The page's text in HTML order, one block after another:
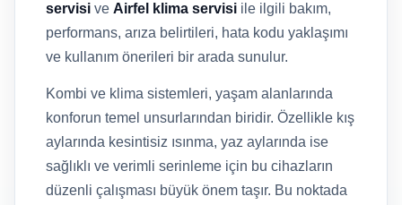
servisi ve Airfel klima servisi ile ilgili bakım,
performans, arıza belirtileri, hata kodu yaklaşımı
ve kullanım önerileri bir arada sunulur.
Kombi ve klima sistemleri, yaşam alanlarında
konforun temel unsurlarından biridir. Özellikle kış
aylarında kesintisiz ısınma, yaz aylarında ise
sağlıklı ve verimli serinleme için bu cihazların
düzenli çalışması büyük önem taşır. Bu noktada